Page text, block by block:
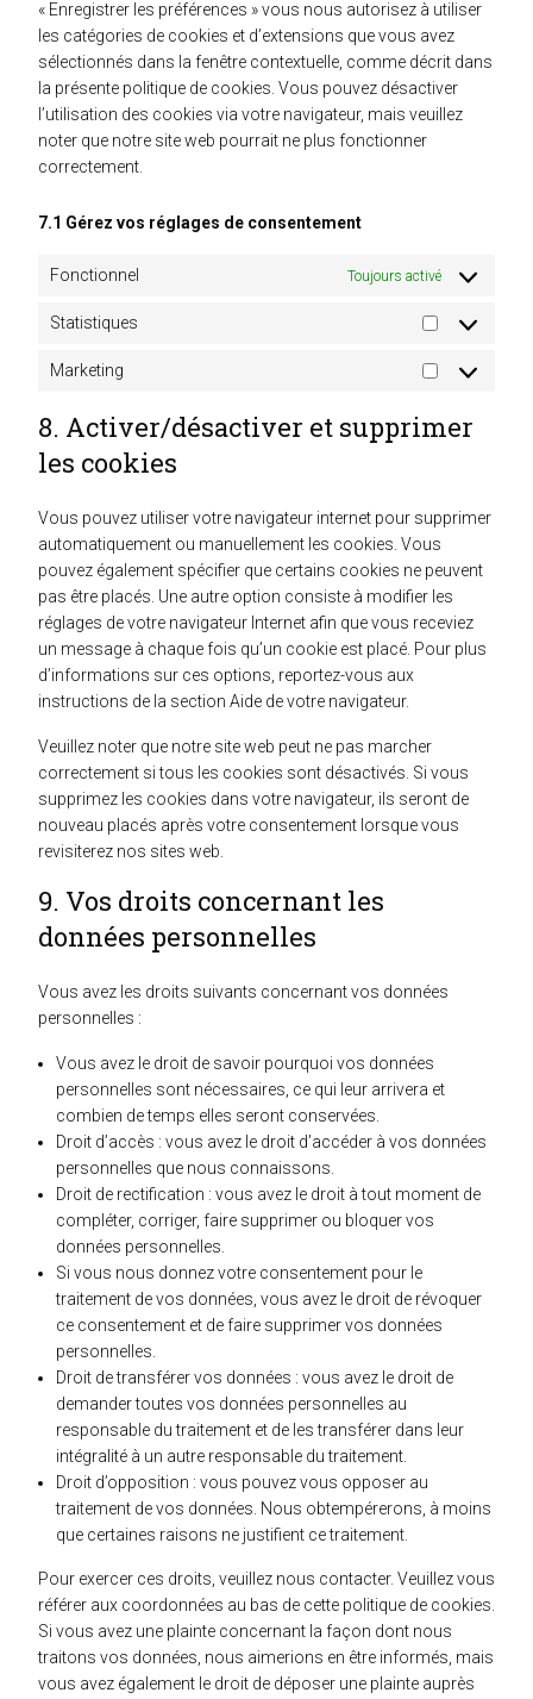
« Enregistrer les préférences » vous nous autorisez à utiliser
les catégories de cookies et d’extensions que vous avez
sélectionnés dans la fenêtre contextuelle, comme décrit dans
la présente politique de cookies. Vous pouvez désactiver
l’utilisation des cookies via votre navigateur, mais veuillez
noter que notre site web pourrait ne plus fonctionner
correctement.
7.1 Gérez vos réglages de consentement
Fonctionnel Toujours activé
Statistiques
Statistiques
Marketing
Marketing
8. Activer/désactiver et supprimer
les cookies
Vous pouvez utiliser votre navigateur internet pour supprimer
automatiquement ou manuellement les cookies. Vous
pouvez également spécifier que certains cookies ne peuvent
pas être placés. Une autre option consiste à modifier les
réglages de votre navigateur Internet afin que vous receviez
un message à chaque fois qu’un cookie est placé. Pour plus
d’informations sur ces options, reportez-vous aux
instructions de la section Aide de votre navigateur.
Veuillez noter que notre site web peut ne pas marcher
correctement si tous les cookies sont désactivés. Si vous
supprimez les cookies dans votre navigateur, ils seront de
nouveau placés après votre consentement lorsque vous
revisiterez nos sites web.
9. Vos droits concernant les
données personnelles
Vous avez les droits suivants concernant vos données
personnelles :
Vous avez le droit de savoir pourquoi vos données
personnelles sont nécessaires, ce qui leur arrivera et
combien de temps elles seront conservées.
Droit d’accès : vous avez le droit d’accéder à vos données
personnelles que nous connaissons.
Droit de rectification : vous avez le droit à tout moment de
compléter, corriger, faire supprimer ou bloquer vos
données personnelles.
Si vous nous donnez votre consentement pour le
traitement de vos données, vous avez le droit de révoquer
ce consentement et de faire supprimer vos données
personnelles.
Droit de transférer vos données : vous avez le droit de
demander toutes vos données personnelles au
responsable du traitement et de les transférer dans leur
intégralité à un autre responsable du traitement.
Droit d’opposition : vous pouvez vous opposer au
traitement de vos données. Nous obtempérerons, à moins
que certaines raisons ne justifient ce traitement.
Pour exercer ces droits, veuillez nous contacter. Veuillez vous
référer aux coordonnées au bas de cette politique de cookies.
Si vous avez une plainte concernant la façon dont nous
traitons vos données, nous aimerions en être informés, mais
vous avez également le droit de déposer une plainte auprès